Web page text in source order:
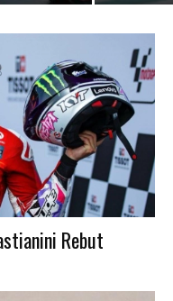
Rebut